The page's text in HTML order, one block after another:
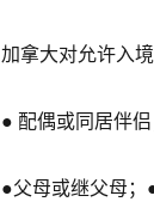
加拿大对允许入
● 配偶或同居伴侣
●父母或继父母；